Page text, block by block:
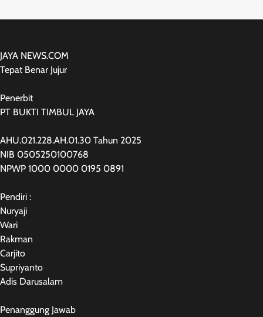
JAYA NEWS.COM
Tepat Benar Jujur
Penerbit
PT BUKTI TIMBUL JAYA
AHU.021.228.AH.01.30 Tahun 2025
NIB 0505250100768
NPWP 1000 0000 0195 0891
Pendiri :
Nuryaji
Wari
Rakman
Carjito
Supriyanto
Adis Darusalam
Penanggung Jawab